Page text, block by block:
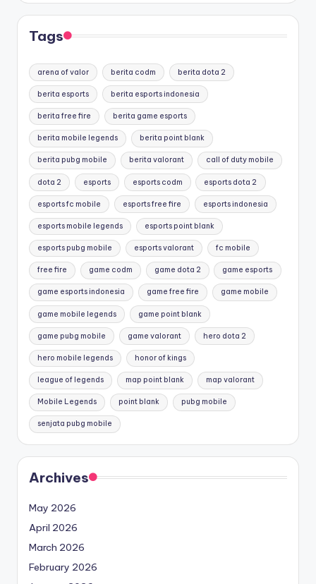
Tags
arena of valor berita codm berita dota 2
berita esports berita esports indonesia
berita free fire berita game esports
berita mobile legends berita point blank
berita pubg mobile berita valorant call of duty mobile
dota 2 esports esports codm esports dota 2
esports fc mobile esports free fire esports indonesia
esports mobile legends esports point blank
esports pubg mobile esports valorant fc mobile
free fire game codm game dota 2 game esports
game esports indonesia game free fire game mobile
game mobile legends game point blank
game pubg mobile game valorant hero dota 2
hero mobile legends honor of kings
league of legends map point blank map valorant
Mobile Legends point blank pubg mobile
senjata pubg mobile
Archives
May 2026
April 2026
March 2026
February 2026